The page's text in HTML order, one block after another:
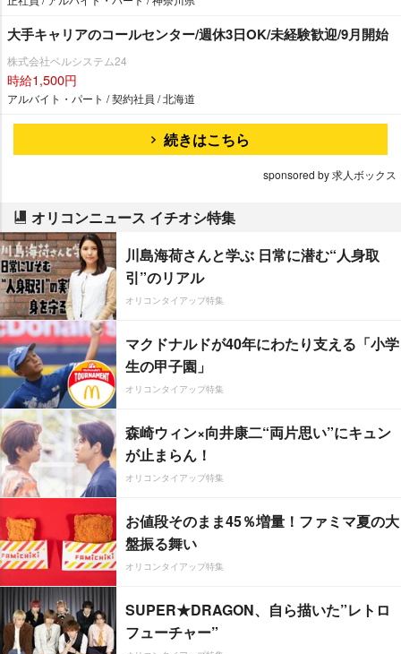
大手キャリアのコールセンター/週休3日OK/未経験歓迎/9月開始
株式会社ベルシステム24
時給1,500円
アルバイト・パート / 契約社員 / 北海道
続きはこちら
sponsored by 求人ボックス
オリコンニュース イチオシ特集
川島海荷さんと学ぶ 日常に潜む“人身取
引”のリアル
オリコンタイアップ特集
マクドナルドが40年にわたり支える「小学
生の甲子園」
オリコンタイアップ特集
森崎ウィン×向井康二“両片思い”にキュン
が止まらん！
オリコンタイアップ特集
お値段そのまま45％増量！ファミマ夏の大
盤振る舞い
オリコンタイアップ特集
SUPER★DRAGON、自ら描いた”レトロ
フューチャー”